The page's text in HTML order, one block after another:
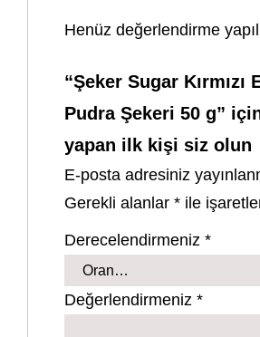
Henüz değerlendirme
“Şeker Sugar Kırmızı
Pudra Şekeri 50 g”
yapan ilk kişi siz olun
E-posta adresiniz
Gerekli alanlar* ile
Derecelendirmeniz*
Değerlendirmeniz*